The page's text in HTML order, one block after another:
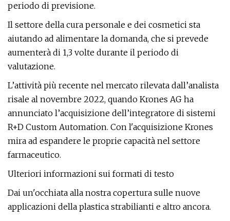
periodo di previsione.
Il settore della cura personale e dei cosmetici sta
aiutando ad alimentare la domanda, che si prevede
aumenterà di 1,3 volte durante il periodo di
valutazione.
L’attività più recente nel mercato rilevata dall’analista
risale al novembre 2022, quando Krones AG ha
annunciato l’acquisizione dell’integratore di sistemi
R+D Custom Automation. Con l'acquisizione Krones
mira ad espandere le proprie capacità nel settore
farmaceutico.
Ulteriori informazioni sui formati di testo
Dai un'occhiata alla nostra copertura sulle nuove
applicazioni della plastica strabilianti e altro ancora.